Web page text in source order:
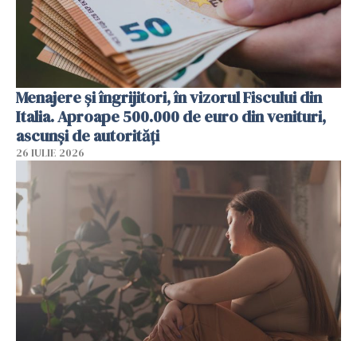
Menajere și îngrijitori, în vizorul Fiscului din
Italia. Aproape 500.000 de euro din venituri,
ascunși de autorități
26 IULIE 2026